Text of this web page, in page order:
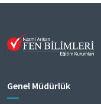
Genel Müdürlük